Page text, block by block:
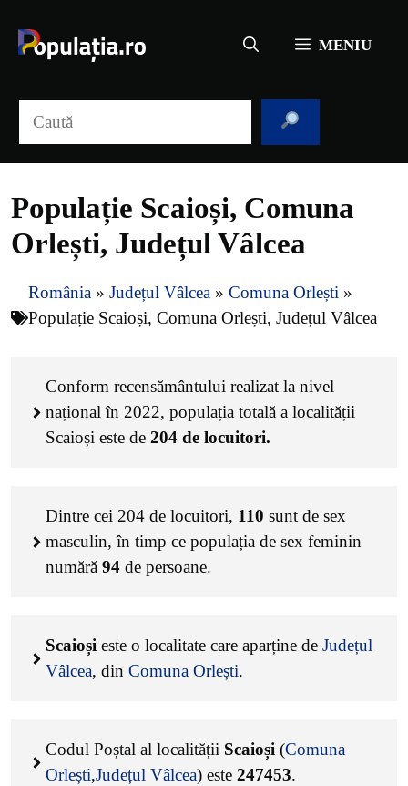
conținut
MENIU
Populație Scaioși, Comuna
Orlești, Județul Vâlcea
România » Județul Vâlcea » Comuna Orlești »
Populație Scaioși, Comuna Orlești, Județul Vâlcea
Conform recensământului realizat la nivel
național în 2022, populația totală a localității
Scaioși este de 204 de locuitori.
Dintre cei 204 de locuitori, 110 sunt de sex
masculin, în timp ce populația de sex feminin
numără 94 de persoane.
Scaioși este o localitate care aparține de Județul
Vâlcea, din Comuna Orlești.
Codul Poștal al localității Scaioși (Comuna
Orlești,Județul Vâlcea) este 247453.